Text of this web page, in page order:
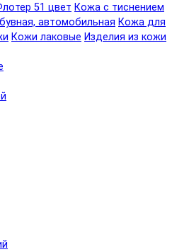
51 цвет Кожа с тиснением
автомобильная Кожа для
Кожи лаковые Изделия из кожи